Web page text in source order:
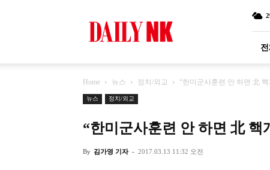
Home 뉴스 정치/외교 “한미군사훈련 안 하면 北
뉴스 정치/외교
“한미군사훈련 안 하면 北 핵
By 김가영 기자 - 2017.03.13 11:32 오전